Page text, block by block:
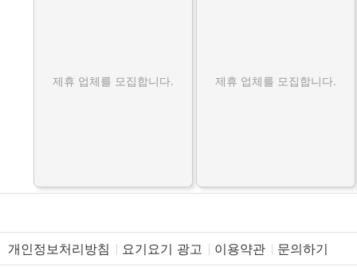
제휴 업체를 모집합니다. 제휴 업체를 모집합니다.
개인정보처리방침 요기요기 광고 이용약관 문의하기